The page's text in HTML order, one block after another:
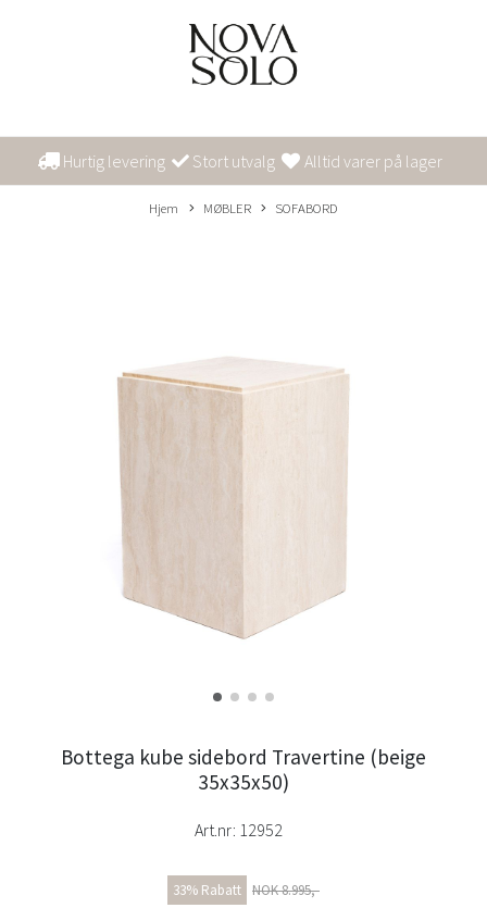
Hurtig levering Stort utvalg Alltid varer på lager
Hjem MØBLER SOFABORD
Bottega kube sidebord Travertine (beige
35x35x50)
Art.nr: 12952
33% Rabatt NOK 8.995,-